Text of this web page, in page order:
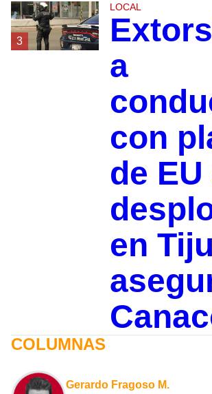
3
LOCAL
a
con
de EU
en
COLUMNAS
Gerardo Fragoso M.